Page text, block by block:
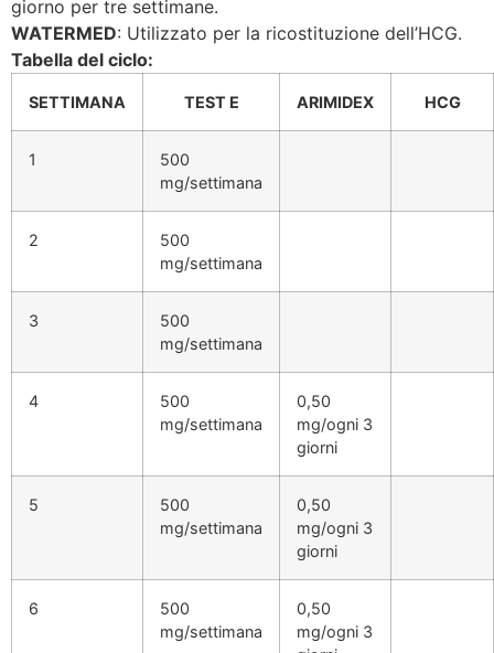
giorno per tre settimane.
WATERMED: Utilizzato per la ricostituzione dell’HCG.
Tabella del ciclo:
SETTIMANA TEST E ARIMIDEX HCG
1
500
mg/settimana
2
500
mg/settimana
3
500
mg/settimana
4
500
mg/settimana
0,50
mg/ogni 3
giorni
5
500
mg/settimana
0,50
mg/ogni 3
giorni
6
500
mg/settimana
0,50
mg/ogni 3